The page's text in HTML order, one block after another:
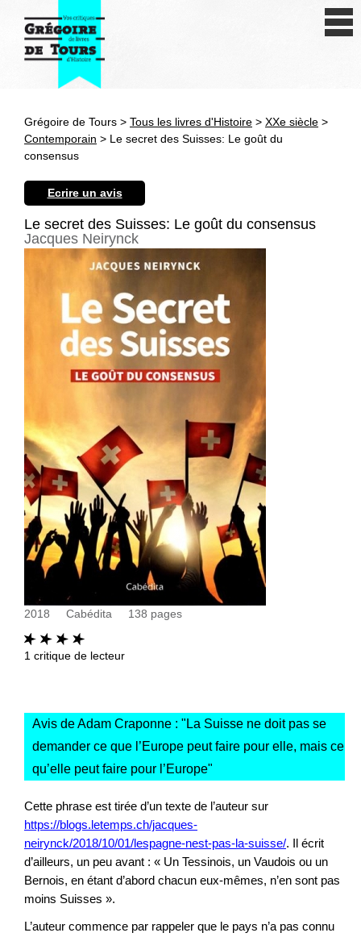
Antiquité
XXe siècle
Autres civilisations
Thématiques
Grégoire de Tours > Tous les livres d'Histoire > XXe siècle >
Contemporain > Le secret des Suisses: Le goût du
consensus
Ecrire un avis
Le secret des Suisses: Le goût du consensus
Jacques Neirynck
2018 Cabédita 138 pages
1 critique de lecteur
Avis de Adam Craponne : " La Suisse ne doit pas se
demander ce que l’Europe peut faire pour elle, mais ce
qu’elle peut faire pour l’Europe"
Cette phrase est tirée d’un texte de l’auteur sur
https://blogs.letemps.ch/jacques-
neirynck/2018/10/01/lespagne-nest-pas-la-suisse/. Il écrit
d’ailleurs, un peu avant : « Un Tessinois, un Vaudois ou un
Bernois, en étant d’abord chacun eux-mêmes, n’en sont pas
moins Suisses ».
L’auteur commence par rappeler que le pays n’a pas connu